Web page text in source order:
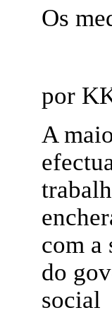
Os
por
A
com a
do
social